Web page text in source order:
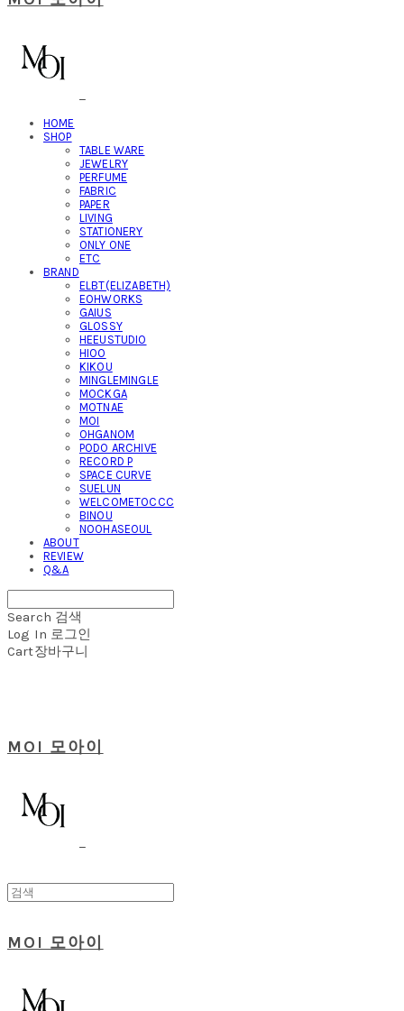
HOME
SHOP
TABLE WARE
JEWELRY
PERFUME
FABRIC
PAPER
LIVING
STATIONERY
ONLY ONE
ETC
BRAND
ELBT(ELIZABETH)
EOHWORKS
GAIUS
GLOSSY
HEEUSTUDIO
HIOO
KIKOU
MINGLEMINGLE
MOCKGA
MOTNAE
MOI
OHGANOM
PODO ARCHIVE
RECORD P
SPACE CURVE
SUELUN
WELCOMETOCCC
BINOU
NOOHASEOUL
ABOUT
REVIEW
Q&A
Search 검색
Log In 로그인
Cart장바구니
MOI 모아이
MOI 모아이